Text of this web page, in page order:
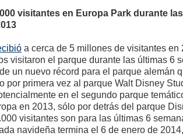
visitantes en Europa Park durante
a cerca de 5 millones de visitantes en
visitaron el parque durante las últimas 6
un nuevo récord para el parque alemán
por primera vez al parque Walt Disney
en el segundo parque
en 2013, sólo por detrás del parque
visitantes son para las últimas 6
navideña termina el 6 de enero de